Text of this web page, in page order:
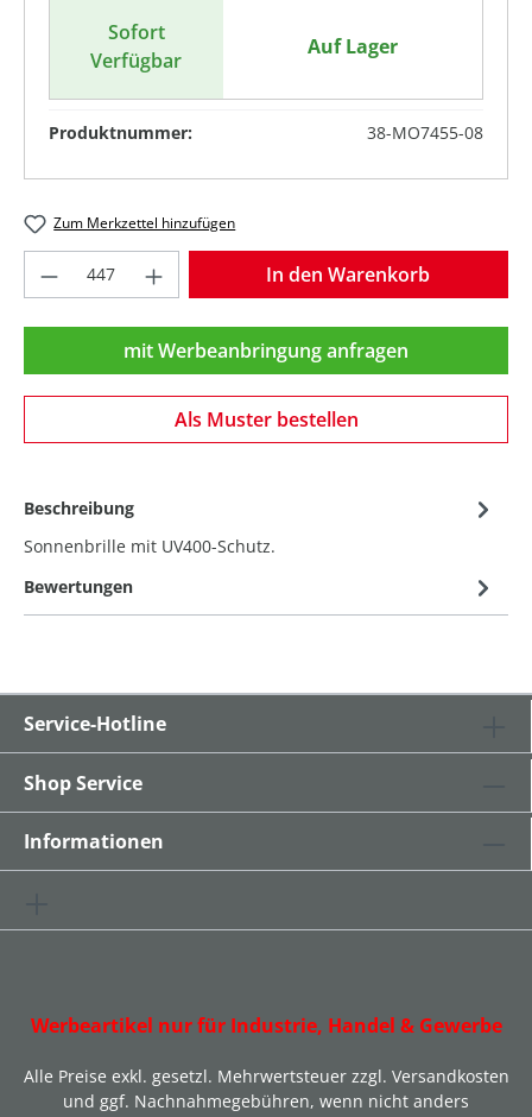
Sofort
Verfügbar
Auf Lager
Produktnummer: 38-MO7455-08
Zum Merkzettel hinzufügen
Produkt Anzahl: Gib den gewünschten
In den Warenkorb
mit Werbeanbringung anfragen
Als Muster bestellen
Beschreibung
Sonnenbrille mit UV400-Schutz.
Bewertungen
Service-Hotline
Shop Service
Informationen
Werbeartikel nur für Industrie, Handel & Gewerbe
Alle Preise exkl. gesetzl. Mehrwertsteuer zzgl. Versandkosten
und ggf. Nachnahmegebühren, wenn nicht anders